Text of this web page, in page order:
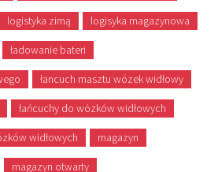
logistyka zimą logisyka magazynowa
ładowanie bateri
łancuch masztu wózek widłowy
łańcuchy do wózków widłowych
widłowych magazyn
magazyn otwarty